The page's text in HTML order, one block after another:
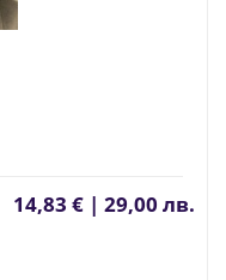
14,83 € | 29,00 лв.